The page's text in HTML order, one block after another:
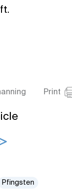
Print
Pfingsten